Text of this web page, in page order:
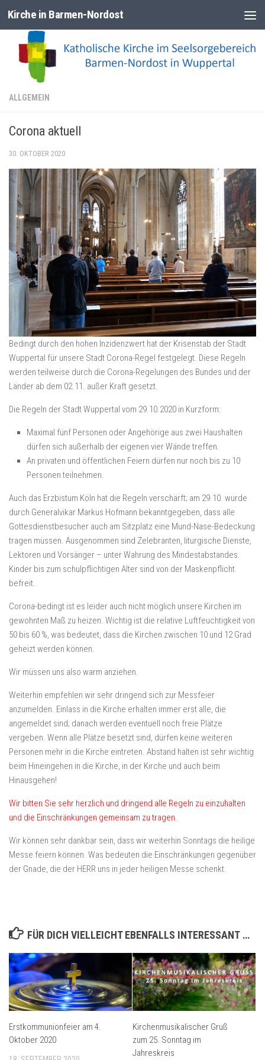
Zum Inhalt springen
Kirche in Barmen-Nordost
ALLGEMEIN
Corona aktuell
30. OKTOBER 2020
Bedingt durch den hohen Inzidenzwert hat der Krisenstab der Stadt
Wuppertal für unsere Stadt Corona-Regel festgelegt. Diese Regeln
werden teilweise durch die Corona-Regelungen des Bundes und der
Länder ab dem 02.11. außer Kraft gesetzt.
Die Regeln der Stadt Wuppertal vom 29.10.2020 in Kurzform:
Maximal fünf Personen oder Angehörige aus zwei Haushalten
dürfen sich außerhalb der eigenen vier Wände treffen.
An privaten und öffentlichen Feiern dürfen nur noch bis zu 10
Personen teilnehmen.
Auch das Erzbistum Köln hat die Regeln verschärft; am 29.10. wurde
durch Generalvikar Markus Hofmann bekanntgegeben, dass alle
Gottesdienstbesucher auch am Sitzplatz eine Mund-Nase-Bedeckung
tragen müssen. Ausgenommen sind Zelebranten, liturgische Dienste,
Lektoren und Vorsänger – unter Wahrung des Mindestabstandes.
Kinder bis zum schulpflichtigen Alter sind von der Maskenpflicht
befreit.
Corona-bedingt ist es leider auch nicht möglich unsere Kirchen im
gewohnten Maß zu heizen. Wichtig ist die relative Luftfeuchtigkeit von
50 bis 60 %, was bedeutet, dass die Kirchen zwischen 10 und 12 Grad
geheizt werden können.
Wir müssen uns also warm anziehen.
Weiterhin empfehlen wir sehr dringend sich zur Messfeier
anzumelden. Einlass in die Kirche erhalten immer erst alle, die
angemeldet sind; danach werden eventuell noch freie Plätze
vergeben. Wenn alle Plätze besetzt sind, dürfen keine weiteren
Personen mehr in die Kirche eintreten. Abstand halten ist sehr wichtig
beim Hineingehen in die Kirche, in der Kirche und auch beim
Hinausgehen!
Wir bitten Sie sehr herzlich und dringend alle Regeln zu einzuhalten
und die Einschränkungen gemeinsam zu tragen.
Wir können sehr dankbar sein, dass wir weiterhin Sonntags die heilige
Messe feiern können. Was bedeuten die Einschränkungen gegenüber
der Gnade, die der HERR uns in jeder heiligen Messe schenkt.
FÜR DICH VIELLEICHT EBENFALLS INTERESSANT …
Erstkommunionfeier am 4.
Oktober 2020
Kirchenmusikalischer Gruß
zum 25. Sonntag im
Jahreskreis